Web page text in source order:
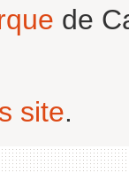
de
site.